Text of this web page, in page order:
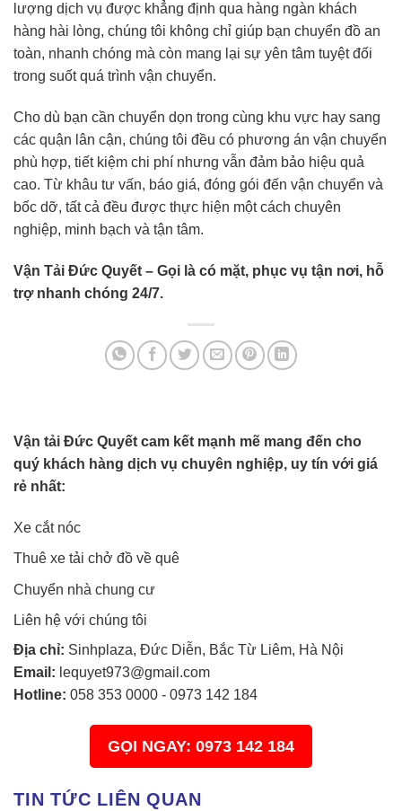
lượng dịch vụ được khẳng định qua hàng ngàn khách
hàng hài lòng, chúng tôi không chỉ giúp bạn chuyển đồ an
toàn, nhanh chóng mà còn mang lại sự yên tâm tuyệt đối
trong suốt quá trình vận chuyển.
Cho dù bạn cần chuyển dọn trong cùng khu vực hay sang
các quận lân cận, chúng tôi đều có phương án vận chuyển
phù hợp, tiết kiệm chi phí nhưng vẫn đảm bảo hiệu quả
cao. Từ khâu tư vấn, báo giá, đóng gói đến vận chuyển và
bốc dỡ, tất cả đều được thực hiện một cách chuyên
nghiệp, minh bạch và tận tâm.
Vận Tải Đức Quyết – Gọi là có mặt, phục vụ tận nơi, hỗ
trợ nhanh chóng 24/7.
Vận tải Đức Quyết cam kết mạnh mẽ mang đến cho
quý khách hàng dịch vụ chuyên nghiệp, uy tín với giá
rẻ nhất:
Xe cắt nóc
Thuê xe tải chở đồ về quê
Chuyển nhà chung cư
Liên hệ với chúng tôi
Địa chỉ: Sinhplaza, Đức Diễn, Bắc Từ Liêm, Hà Nội
Email: lequyet973@gmail.com
Hotline: 058 353 0000 - 0973 142 184
GỌI NGAY: 0973 142 184
TIN TỨC LIÊN QUAN